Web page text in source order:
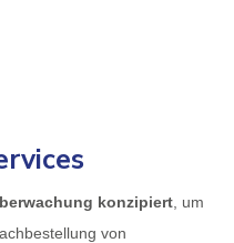
konzipiert , um
von